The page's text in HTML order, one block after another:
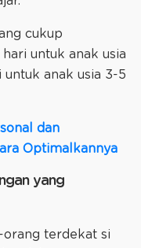
cukup
untuk anak usia
untuk anak usia 3-5
dan
Optimalkannya
yang
orang terdekat si